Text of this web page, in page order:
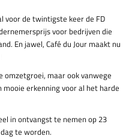
voor de twintigste keer de FD
voor bedrijven die
En jawel, Café du Jour maakt nu
omzetgroei, maar ook vanwege
erkenning voor al het harde
in ontvangst te nemen op 23
te worden.